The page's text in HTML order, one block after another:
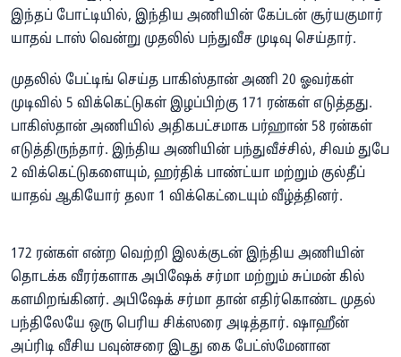
இந்தப் போட்டியில், இந்திய அணியின் கேப்டன் சூர்யகுமார்
யாதவ் டாஸ் வென்று முதலில் பந்துவீச முடிவு செய்தார்.
முதலில் பேட்டிங் செய்த பாகிஸ்தான் அணி 20 ஓவர்கள்
முடிவில் 5 விக்கெட்டுகள் இழப்பிற்கு 171 ரன்கள் எடுத்தது.
பாகிஸ்தான் அணியில் அதிகபட்சமாக பர்ஹான் 58 ரன்கள்
எடுத்திருந்தார். இந்திய அணியின் பந்துவீச்சில், சிவம் துபே
2 விக்கெட்டுகளையும், ஹர்திக் பாண்ட்யா மற்றும் குல்தீப்
யாதவ் ஆகியோர் தலா 1 விக்கெட்டையும் வீழ்த்தினர்.
172 ரன்கள் என்ற வெற்றி இலக்குடன் இந்திய அணியின்
தொடக்க வீரர்களாக அபிஷேக் சர்மா மற்றும் சுப்மன் கில்
களமிறங்கினர். அபிஷேக் சர்மா தான் எதிர்கொண்ட முதல்
பந்திலேயே ஒரு பெரிய சிக்ஸரை அடித்தார். ஷாஹீன்
அப்ரிடி வீசிய பவுன்சரை இடது கை பேட்ஸ்மேனான